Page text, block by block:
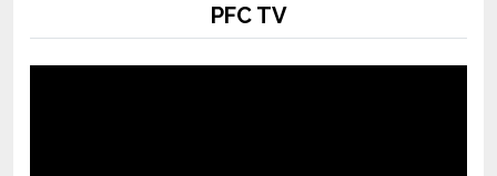
PFC TV